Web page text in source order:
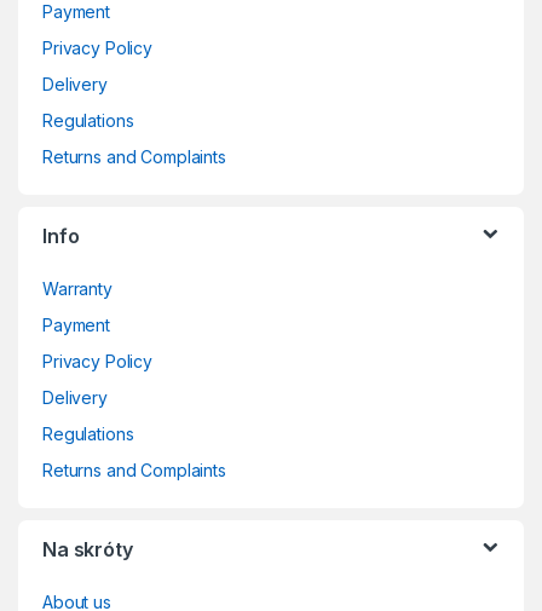
Payment
Privacy Policy
Delivery
Regulations
Returns and Complaints
Info
Warranty
Payment
Privacy Policy
Delivery
Regulations
Returns and Complaints
Na skróty
About us